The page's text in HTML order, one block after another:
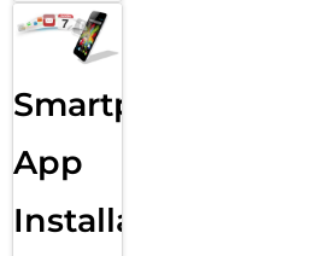
Smartphone
App
Installation